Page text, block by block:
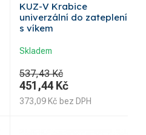
KUZ-V Krabice
univerzální do zateplení
s víkem
Skladem
537,43 Kč
451,44 Kč
373,09 Kč bez DPH